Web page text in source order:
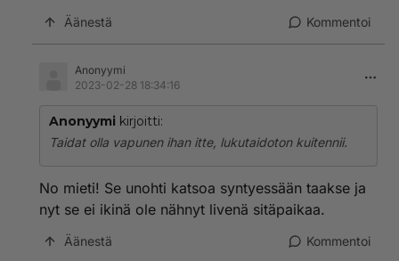
Äänestä Kommentoi
Anonyymi
2023-02-28 18:34:16
Anonyymi kirjoitti:
Taidat olla vapunen ihan itte, lukutaidoton kuitennii.
No mieti! Se unohti katsoa syntyessään taakse ja
nyt se ei ikinä ole nähnyt livenä sitäpaikaa.
Äänestä Kommentoi